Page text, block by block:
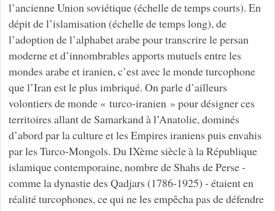
l’ancienne Union soviétique (échelle de temps courts). En
dépit de l’islamisation (échelle de temps long), de
l’adoption de l’alphabet arabe pour transcrire le persan
moderne et d’innombrables apports mutuels entre les
mondes arabe et iranien, c’est avec le monde turcophone
que l’Iran est le plus imbriqué. On parle d’ailleurs
volontiers de monde « turco-iranien » pour désigner ces
territoires allant de Samarkand à l’Anatolie, dominés
d’abord par la culture et les Empires iraniens puis envahis
par les Turco-Mongols. Du IXème siècle à la République
islamique contemporaine, nombre de Shahs de Perse -
comme la dynastie des Qadjars (1786-1925) - étaient en
réalité turcophones, ce qui ne les empêcha pas de défendre